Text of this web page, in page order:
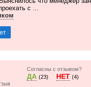
с ...
Согласны с отзывом?
ДА (23) НЕТ (4)